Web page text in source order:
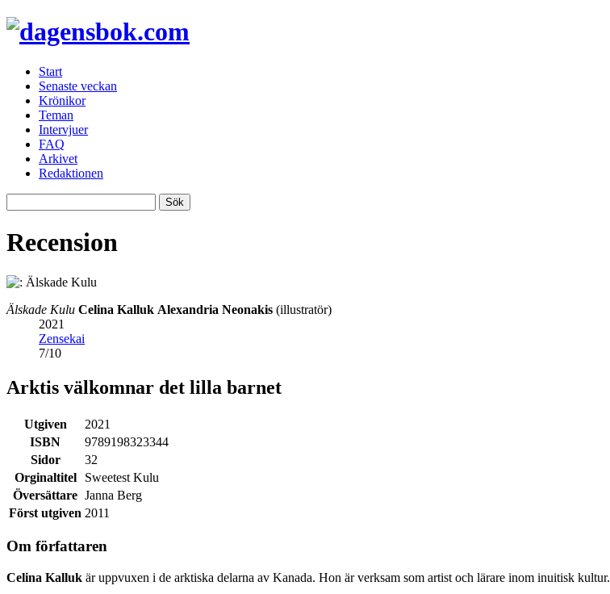
Start
Senaste veckan
Krönikor
Teman
Intervjuer
FAQ
Arkivet
Redaktionen
Recension
Älskade Kulu Celina Kalluk Alexandria Neonakis (illustratör)
2021
Zensekai
7/10
Arktis välkomnar det lilla barnet
Utgiven
2021
ISBN
9789198323344
Sidor
32
Orginaltitel
Sweetest Kulu
Översättare Janna Berg
Först utgiven 2011
Om författaren
Celina Kalluk är uppvuxen i de arktiska delarna av Kanada. Hon är verksam som artist och lärare inom inuitisk kultur.